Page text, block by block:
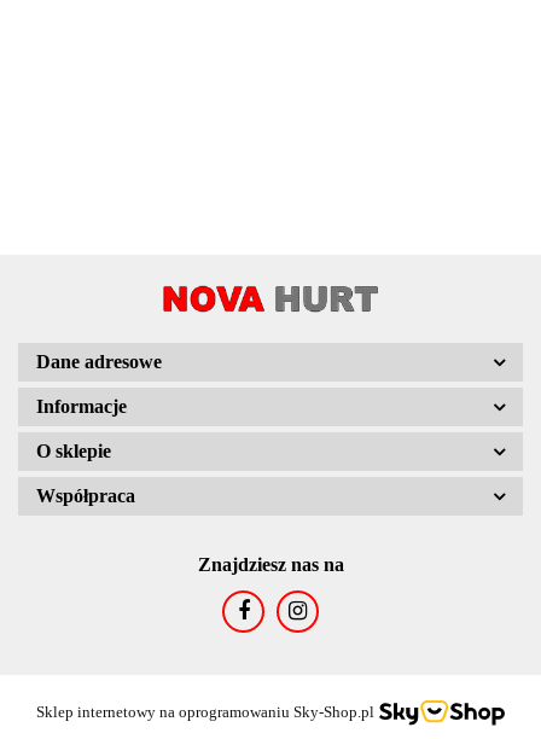
Dane adresowe
Informacje
O sklepie
Współpraca
Znajdziesz nas na
Sklep internetowy na oprogramowaniu Sky-Shop.pl